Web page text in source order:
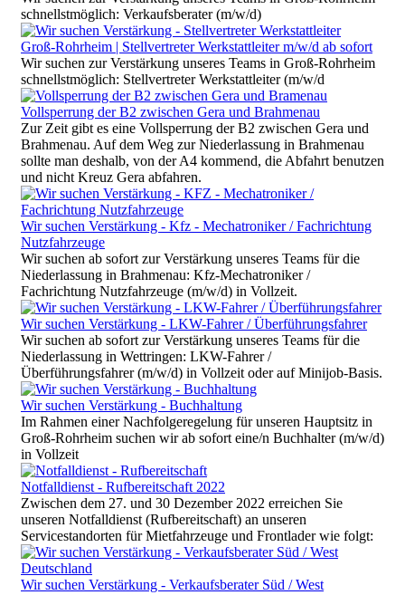
schnellstmöglich: Verkaufsberater (m/w/d)
Groß-Rohrheim | Stellvertreter Werkstattleiter m/w/d ab sofort
Wir suchen zur Verstärkung unseres Teams in Groß-Rohrheim
schnellstmöglich: Stellvertreter Werkstattleiter (m/w/d
Vollsperrung der B2 zwischen Gera und Brahmenau
Zur Zeit gibt es eine Vollsperrung der B2 zwischen Gera und
Brahmenau. Auf dem Weg zur Niederlassung in Brahmenau
sollte man deshalb, von der A4 kommend, die Abfahrt benutzen
und nicht Kreuz Gera abfahren.
Wir suchen Verstärkung - Kfz - Mechatroniker / Fachrichtung
Nutzfahrzeuge
Wir suchen ab sofort zur Verstärkung unseres Teams für die
Niederlassung in Brahmenau: Kfz-Mechatroniker /
Fachrichtung Nutzfahrzeuge (m/w/d) in Vollzeit.
Wir suchen Verstärkung - LKW-Fahrer / Überführungsfahrer
Wir suchen ab sofort zur Verstärkung unseres Teams für die
Niederlassung in Wettringen: LKW-Fahrer /
Überführungsfahrer (m/w/d) in Vollzeit oder auf Minijob-Basis.
Wir suchen Verstärkung - Buchhaltung
Im Rahmen einer Nachfolgeregelung für unseren Hauptsitz in
Groß-Rohrheim suchen wir ab sofort eine/n Buchhalter (m/w/d)
in Vollzeit
Notfalldienst - Rufbereitschaft 2022
Zwischen dem 27. und 30 Dezember 2022 erreichen Sie
unseren Notfalldienst (Rufbereitschaft) an unseren
Servicestandorten für Mietfahrzeuge und Frontlader wie folgt:
Wir suchen Verstärkung - Verkaufsberater Süd / West